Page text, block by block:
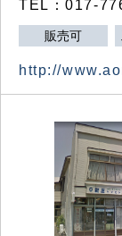
TEL：017-
販売可
http://